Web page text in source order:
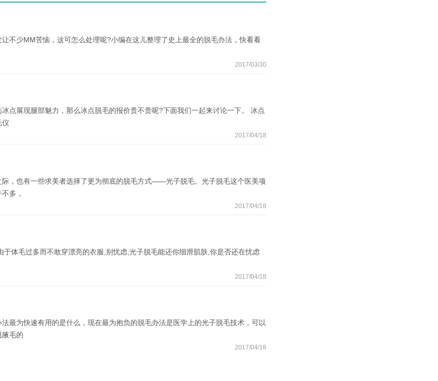
不少MM苦恼，这可怎么处理呢?小编在这儿整理了史上最全的脱毛办法，快看看
2017/03/30
点展现腿部魅力，那么冰点脱毛的报价贵不贵呢?下面我们一起来讨论一下。 冰点
仪
2017/04/18
，也有一些求美者选择了更为彻底的脱毛方式——光子脱毛。光子脱毛这个医美项
多，
2017/04/18
体毛过多而不敢穿漂亮的衣服,别忧虑,光子脱毛能还你细滑肌肤,你是否还在忧虑
2017/04/18
最为快速有用的是什么，现在最为抱负的脱毛办法是医学上的光子脱毛技术，可以
毛的
2017/04/18